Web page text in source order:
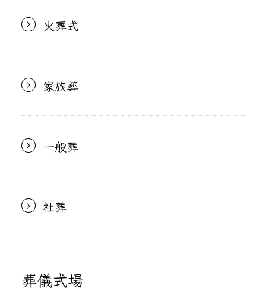
火葬式
家族葬
一般葬
社葬
葬儀式場